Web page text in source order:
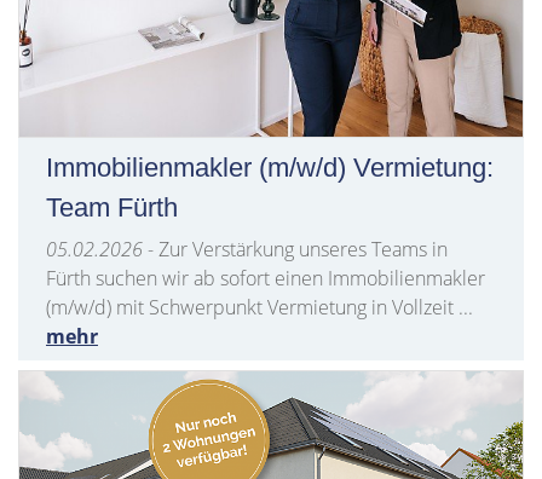
Immobilienmakler (m/w/d) Vermietung:
Team Fürth
05.02.2026- Zur Verstärkung unseres Teams in
Fürth suchen wir ab sofort einen Immobilienmakler
(m/w/d) mit Schwerpunkt Vermietung in Vollzeit ...
mehr